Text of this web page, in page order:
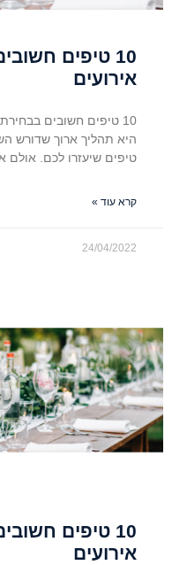
10 טיפים
אירועים
10 טיפים חשובים
טיפים שיעזרו לכם. אולם
קרא עוד »
24/04/2022
10 טיפים
אירועים